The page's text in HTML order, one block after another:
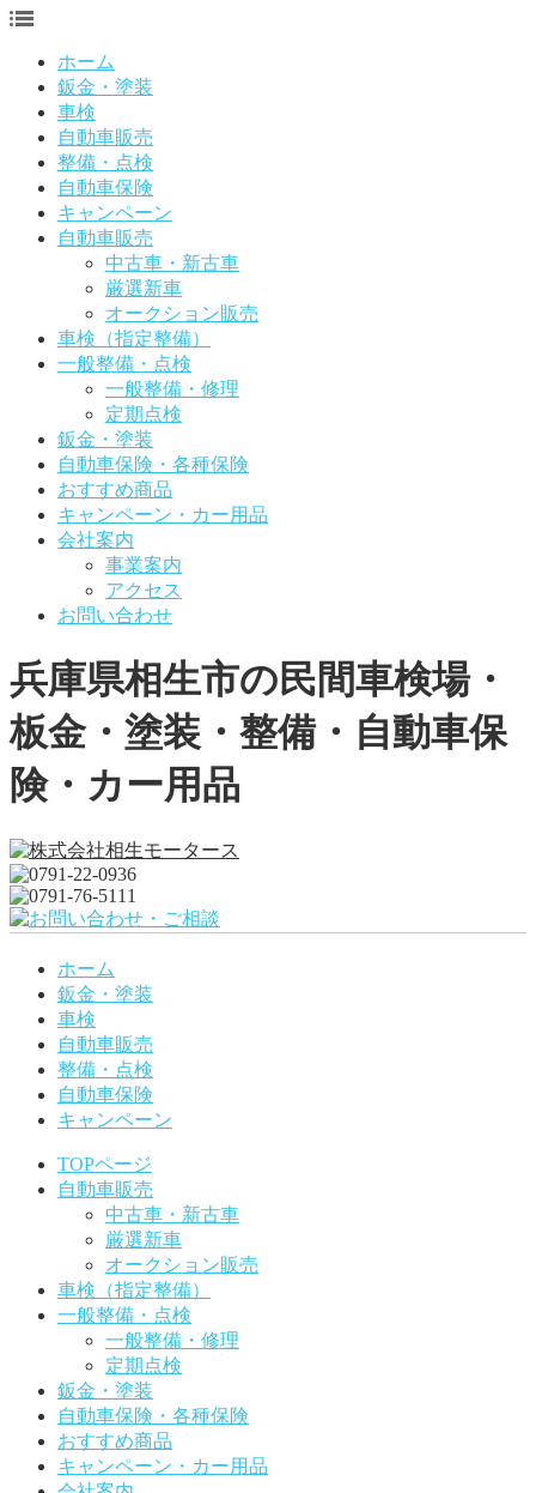
ホーム
鈑金・塗装
車検
自動車販売
整備・点検
自動車保険
キャンペーン
自動車販売
中古車・新古車
厳選新車
オークション販売
車検（指定整備）
一般整備・点検
一般整備・修理
定期点検
鈑金・塗装
自動車保険・各種保険
おすすめ商品
キャンペーン・カー用品
会社案内
事業案内
アクセス
お問い合わせ
兵庫県相生市の民間車検場・
板金・塗装・整備・自動車保
険・カー用品
ホーム
鈑金・塗装
車検
自動車販売
整備・点検
自動車保険
キャンペーン
TOPページ
自動車販売
中古車・新古車
厳選新車
オークション販売
車検（指定整備）
一般整備・点検
一般整備・修理
定期点検
鈑金・塗装
自動車保険・各種保険
おすすめ商品
キャンペーン・カー用品